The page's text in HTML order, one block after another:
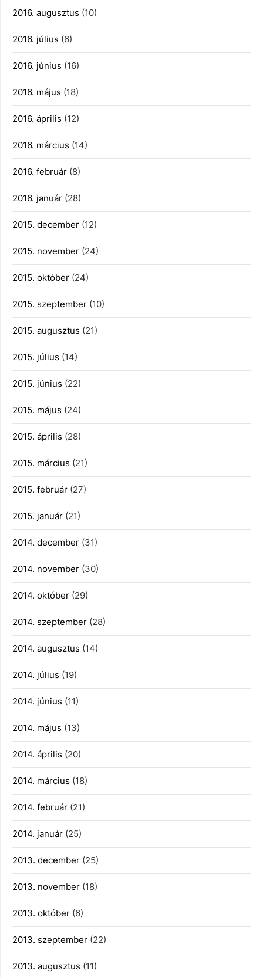
2016. augusztus (10)
2016. július (6)
2016. június (16)
2016. május (18)
2016. április (12)
2016. március (14)
2016. február (8)
2016. január (28)
2015. december (12)
2015. november (24)
2015. október (24)
2015. szeptember (10)
2015. augusztus (21)
2015. július (14)
2015. június (22)
2015. május (24)
2015. április (28)
2015. március (21)
2015. február (27)
2015. január (21)
2014. december (31)
2014. november (30)
2014. október (29)
2014. szeptember (28)
2014. augusztus (14)
2014. július (19)
2014. június (11)
2014. május (13)
2014. április (20)
2014. március (18)
2014. február (21)
2014. január (25)
2013. december (25)
2013. november (18)
2013. október (6)
2013. szeptember (22)
2013. augusztus (11)